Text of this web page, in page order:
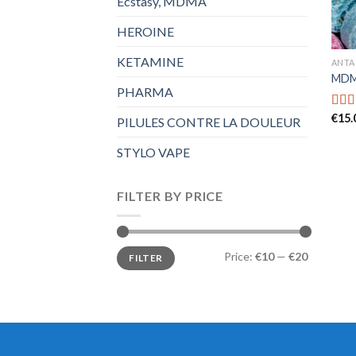
HEROINE
KETAMINE
PHARMA
PILULES CONTRE LA DOULEUR
STYLO VAPE
FILTER BY PRICE
Min
price
Max
priceFILTER Price: €10— €20
€